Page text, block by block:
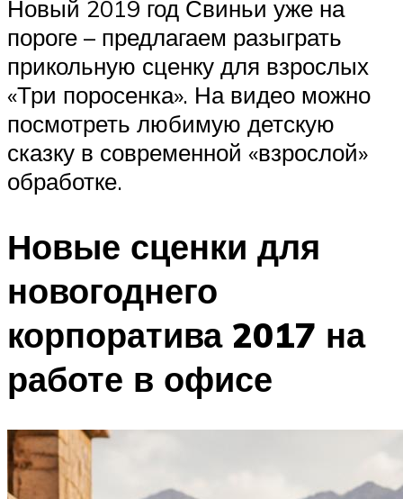
Новый 2019 год Свиньи уже на
пороге – предлагаем разыграть
прикольную сценку для взрослых
«Три поросенка». На видео можно
посмотреть любимую детскую
сказку в современной «взрослой»
обработке.
Новые сценки для
новогоднего
корпоратива 2017 на
работе в офисе